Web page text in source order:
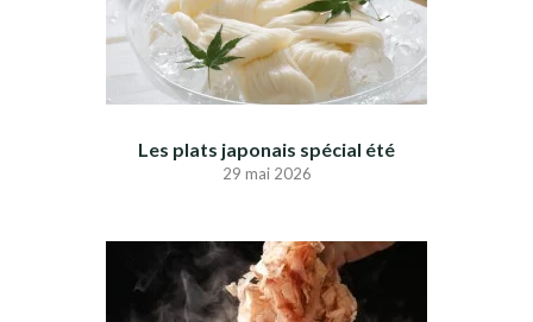
Les plats japonais spécial été
29 mai 2026